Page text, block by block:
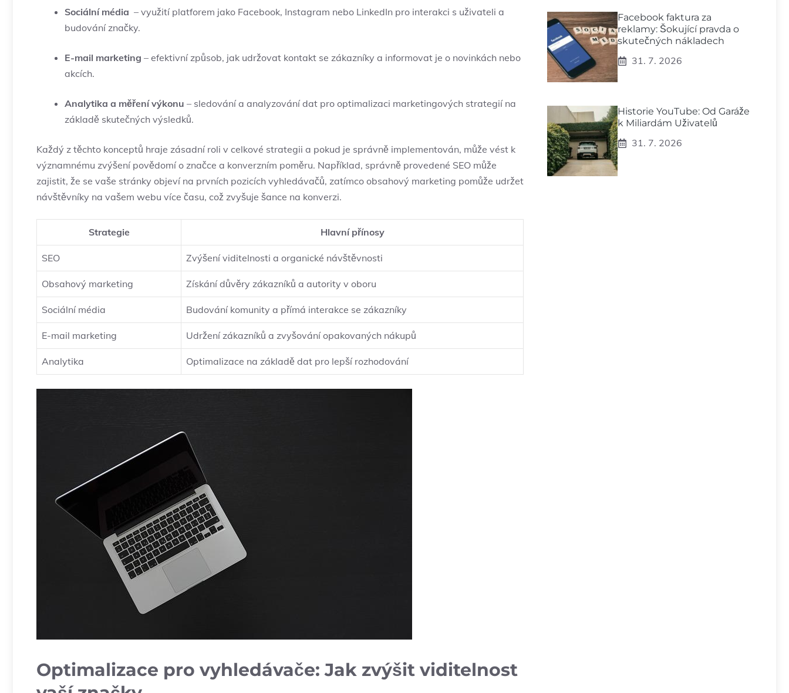
Sociální média ​ – využití ‌platforem​ jako Facebook, Instagram nebo LinkedIn pro interakci s ⁣uživateli a‌
budování značky.
E-mail marketing – efektivní‌ způsob,⁢ jak udržovat kontakt se zákazníky ⁢a informovat ‍je o novinkách⁣ nebo
‍akcích.
Analytika a ⁣měření⁣ výkonu – ‌sledování a analyzování dat pro‍ optimalizaci​ marketingových strategií⁣ na
základě skutečných výsledků.
Každý ‌z těchto konceptů hraje zásadní​ roli v celkové strategii a pokud je ⁢správně implementován, může⁢ vést k⁣
významnému ​zvýšení povědomí o značce a konverzním ​poměru. Například, správně provedené SEO‌ může
zajistit, ⁤že se vaše ⁢stránky‌ objeví na prvních pozicích vyhledávačů,⁤ zatímco obsahový marketing pomůže⁣ udržet
návštěvníky na‍ vašem webu více času, což zvyšuje šance na konverzi.
Strategie Hlavní přínosy
SEO Zvýšení viditelnosti a organické návštěvnosti
Obsahový marketing Získání‌ důvěry zákazníků a ‍autority v ⁤oboru
Sociální média Budování⁤ komunity a přímá interakce‍ se ​zákazníky
E-mail marketing Udržení zákazníků a zvyšování opakovaných nákupů
Analytika Optimalizace na základě dat pro lepší‌ rozhodování
Optimalizace⁢ pro‍ vyhledávače:​ Jak zvýšit viditelnost
Facebook faktura za
reklamy: Šokující pravda o
skutečných nákladech
31. 7. 2026
Historie YouTube: Od Garáže
k Miliardám Uživatelů
31. 7. 2026